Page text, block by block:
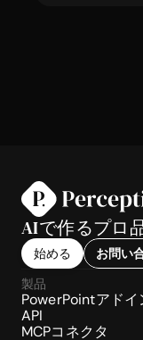
AIで作るプロ
始める
お問い
製品
PowerPointアドイ
API
MCPコネクタ